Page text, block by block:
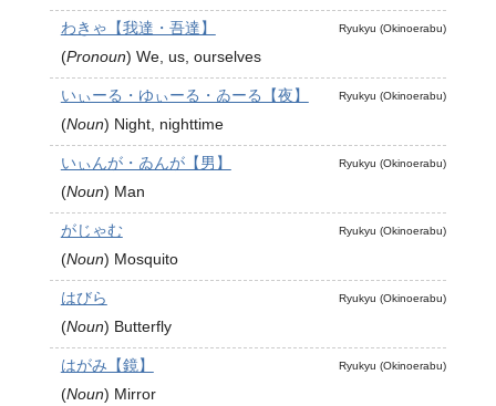
Ryukyu (Okinoerabu)
わきゃ【我達・吾達】
(Pronoun) We, us, ourselves
Ryukyu (Okinoerabu)
いぃーる・ゆぃーる・ゐーる【夜】
(Noun) Night, nighttime
Ryukyu (Okinoerabu)
いぃんが・ゐんが【男】
(Noun) Man
Ryukyu (Okinoerabu)
がじゃむ
(Noun) Mosquito
Ryukyu (Okinoerabu)
はびら
(Noun) Butterfly
Ryukyu (Okinoerabu)
はがみ【鏡】
(Noun) Mirror